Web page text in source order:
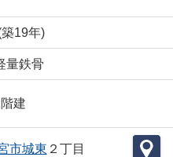
19年)
量鉄骨
建
市城東 ２丁目